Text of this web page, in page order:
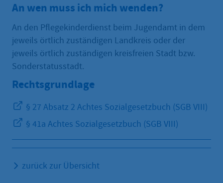
An wen muss ich mich wenden?
An den Pflegekinderdienst beim Jugendamt in dem
jeweils örtlich zuständigen Landkreis oder der
jeweils örtlich zuständigen kreisfreien Stadt bzw.
Sonderstatusstadt.
Rechtsgrundlage
§ 27 Absatz 2 Achtes Sozialgesetzbuch (SGB VIII)
§ 41a Achtes Sozialgesetzbuch (SGB VIII)
zurück zur Übersicht